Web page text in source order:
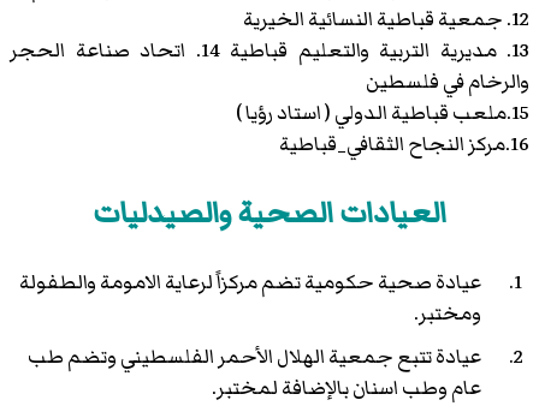
12. جمعية قباطية النسائية الخيرية
13. مديرية التربية والتعليم قباطية 14. اتحاد صناعة الحجر
والرخام في فلسطين
15.ملعب قباطية الدولي ( استاد رؤيا )
16.مركز النجاح الثقافي_قباطية
العيادات الصحية والصيدليات
عيادة صحية حكومية تضم مركزاً لرعاية الامومة والطفولة
ومختبر.
عيادة تتبع جمعية الهلال الأحمر الفلسطيني وتضم طب
عام وطب اسنان بالإضافة لمختبر.